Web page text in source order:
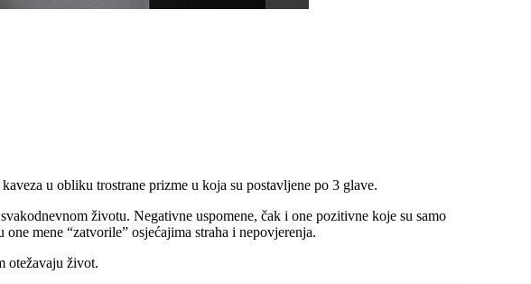
u obliku trostrane prizme u koja su postavljene po 3 glave.
životu. Negativne uspomene, čak i one pozitivne koje su samo
mene “zatvorile” osjećajima straha i nepovjerenja.
otežavaju život.